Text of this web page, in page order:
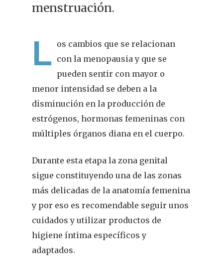
menstruación.
L os cambios que se relacionan
con la menopausia y que se
pueden sentir con mayor o
menor intensidad se deben a la
disminución en la producción de
estrógenos, hormonas femeninas con
múltiples órganos diana en el cuerpo.
Durante esta etapa la zona genital
sigue constituyendo una de las zonas
más delicadas de la anatomía femenina
y por eso es recomendable seguir unos
cuidados y utilizar productos de
higiene íntima específicos y
adaptados.